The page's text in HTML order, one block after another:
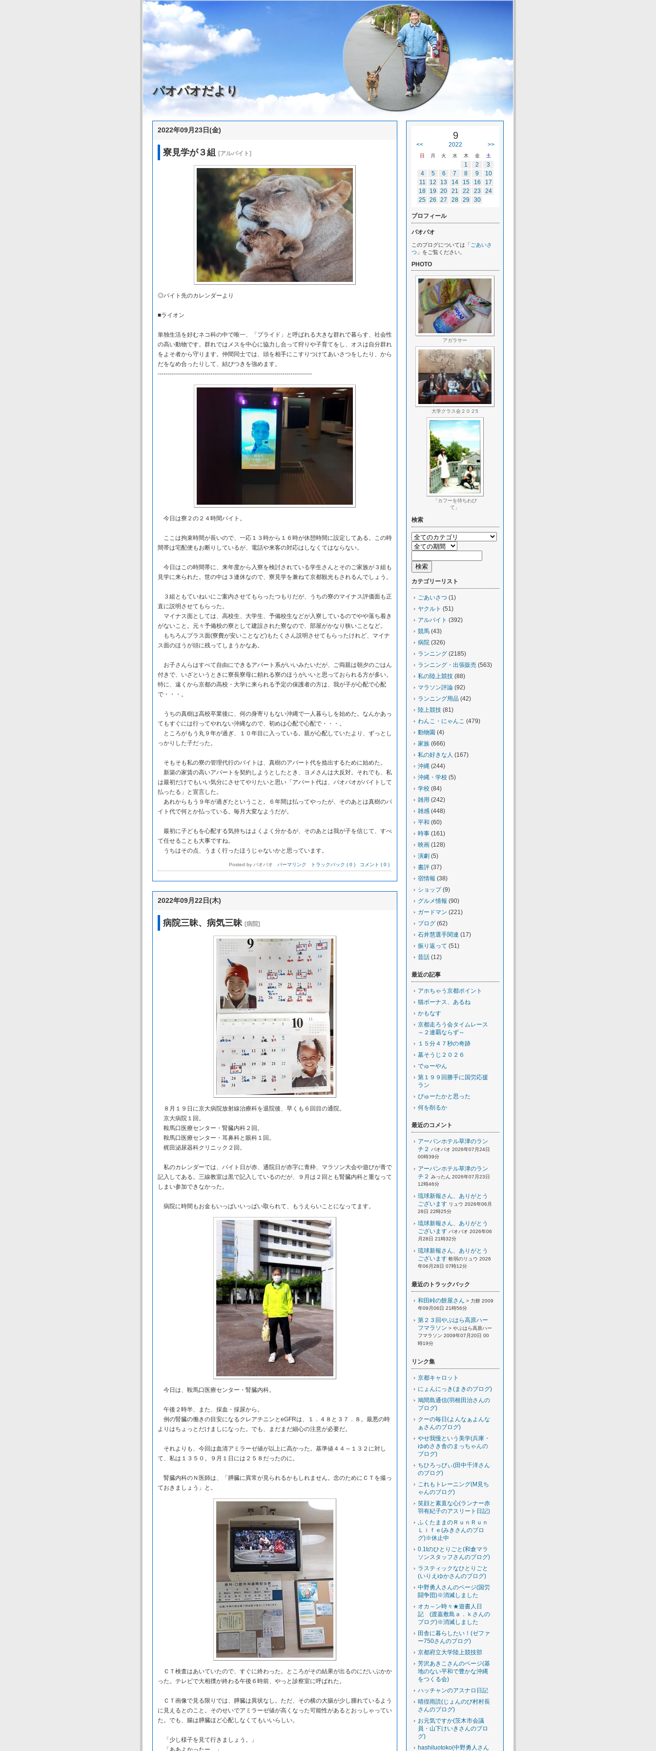
パオパオだより
2022年09月23日(金)
寮見学が３組 [アルバイト]
◎バイト先のカレンダーより
■ライオン
単独生活を好むネコ科の中で唯一、「プライド」と呼ばれる大きな群れで暮らす、社会性
の高い動物です。群れではメスを中心に協力し合って狩りや子育てをし、オスは自分群れ
をよそ者から守ります。仲間同士では、頭を相手にこすりつけてあいさつをしたり、から
だをなめ合ったりして、結びつきを強めます。
-------------------------------------------------------------------------------
今日は寮２の２４時間バイト。
ここは拘束時間が長いので、一応１３時から１６時が休憩時間に設定してある。この時
間帯は宅配便もお断りしているが、電話や来客の対応はしなくてはならない。
今日はこの時間帯に、来年度から入寮を検討されている学生さんとそのご家族が３組も
見学に来られた。世の中は３連休なので、寮見学を兼ねて京都観光もされるんでしょう。
３組ともていねいにご案内させてもらったつもりだが、うちの寮のマイナス評価面も正
直に説明させてもらった。
マイナス面としては、高校生、大学生、予備校生などが入寮しているのでやや落ち着き
がないこと。元々予備校の寮として建設された寮なので、部屋がかなり狭いことなど。
もちろんプラス面(寮費が安いことなど)もたくさん説明させてもらったけれど、マイナ
ス面のほうが頭に残ってしまうかなあ。
お子さんらはすべて自由にできるアパート系がいいみたいだが、ご両親は朝夕のごはん
付きで、いざというときに寮長寮母に頼れる寮のほうがいいと思っておられる方が多い。
特に、遠くから京都の高校・大学に来られる予定の保護者の方は、我が子が心配で心配
で・・・。
うちの真樹は高校卒業後に、何の身寄りもない沖縄で一人暮らしを始めた。なんかあっ
てもすぐには行ってやれない沖縄なので、初めは心配で心配で・・・。
ところがもう丸９年が過ぎ、１０年目に入っている。親が心配していたより、ずっとし
っかりした子だった。
そもそも私の寮の管理代行のバイトは、真樹のアパート代を捻出するために始めた。
新築の家賃の高いアパートを契約しようとしたとき、ヨメさんは大反対。それでも、私
は最初だけでもいい気分にさせてやりたいと思い「アパート代は、パオパオがバイトして
払ったる」と宣言した。
あれからもう９年が過ぎたということ。６年間は払ってやったが、そのあとは真樹のバ
イト代で何とか払っている。毎月大変なようだが。
最初に子どもを心配する気持ちはよくよく分かるが、そのあとは我が子を信じて、すべ
て任せることも大事ですね。
うちはその点、うまく行ったほうじゃないかと思っています。
Posted by パオパオ パーマリンク トラックバック ( 0 ) コメント ( 0 )
2022年09月22日(木)
病院三昧、病気三昧 [病院]
８月１９日に京大病院放射線治療科を退院後、早くも６回目の通院。
京大病院１回。
鞍馬口医療センター・腎臓内科２回。
鞍馬口医療センター・耳鼻科と眼科１回。
梶田泌尿器科クリニック２回。
私のカレンダーでは、バイト日が赤、通院日が赤字に青枠、マラソン大会や遊びが青で
記入してある。三線教室は黒で記入しているのだが、９月は２回とも腎臓内科と重なって
しまい参加できなかった。
病院に時間もお金もいっぱいいっぱい取られて、もうえらいことになってます。
今日は、鞍馬口医療センター・腎臓内科。
午後２時半、また、採血・採尿から。
例の腎臓の働きの目安になるクレアチニンとeGFRは、１．４８と３７．８。最悪の時
よりはちょっとだけましになった。でも、まだまだ細心の注意が必要だ。
それよりも、今回は血清アミラーゼ値が以上に高かった。基準値４４～１３２に対し
て、私は１３５０。９月１日には２５８だったのに。
腎臓内科のＮ医師は、「膵臓に異常が見られるかもしれません。念のためにＣＴを撮っ
ておきましょう」と。
ＣＴ検査はあいていたので、すぐに終わった。ところがその結果が出るのにだいぶかか
った。テレビで大相撲が終わる午後６時前、やっと診察室に呼ばれた。
ＣＴ画像で見る限りでは、膵臓は異状なし。ただ、その横の大腸が少し腫れているよう
に見えるとのこと。そのせいでアミラーゼ値が高くなった可能性があるとおっしゃってい
た。でも、腸は膵臓ほど心配しなくてもいいらしい。
「少し様子を見て行きましょう。」
「ああよかったー。」
9
<< 2022 >>
日 月 火 水 木 金 土
1 2
3
4
5 6 7 8 9
10
11
12 13 14 15 16
17
18
19 20 21 22 23
24
25 26 27 28 29 30
プロフィール
パオパオ
このブログについては「 ごあいさ
つ 」をご覧ください。
PHOTO
アガラサー
大学クラス会２０２5
「カフーを待ちわび
て」
検索
カテゴリーリスト
ごあいさつ (1)
ヤクルト (51)
アルバイト (392)
競馬 (43)
病院 (326)
ランニング (2185)
ランニング・出張販売 (563)
私の陸上競技 (88)
マラソン評論 (92)
ランニング用品 (42)
陸上競技 (81)
わんこ・にゃんこ (479)
動物園 (4)
家族 (666)
私の好きな人 (167)
沖縄 (244)
沖縄・学校 (5)
学校 (84)
雑用 (242)
雑感 (448)
平和 (60)
時事 (161)
映画 (128)
演劇 (5)
書評 (37)
宿情報 (38)
ショップ(9)
グルメ情報 (90)
ガードマン (221)
ブログ (62)
石井慧選手関連 (17)
振り返って (51)
昔話 (12)
最近の記事
アホちゃう京都ポイント
猫ボーナス、あるね
かもなす
京都走ろう会タイムレース
～２連覇ならず～
１５分４７秒の奇跡
墓そうじ２０２６
でゅーやん
第１９９回勝手に国労応援
ラン
ぴゅーたかと思った
何を削るか
最近のコメント
アーバンホテル草津のラン
チ２
パオパオ 2026年07月24日
00時39分
アーバンホテル草津のラン
チ２ みったん 2026年07月23日
12時46分
琉球新報さん、ありがとう
ございます リュウ 2026年06月
28日 22時25分
琉球新報さん、ありがとう
ございます パオパオ 2026年06
月28日 21時32分
琉球新報さん、ありがとう
ございます 軟弱のリュウ 2026
年06月28日 07時12分
最近のトラックバック
和田峠の餅屋さん > 力餅 2009
年09月06日 21時56分
第２３回やぶはら高原ハー
フマラソン > やぶはら高原ハー
フマラソン 2009年07月20日 00
時19分
リンク集
京都キャロット
にょんにっき(まきのブログ)
鳩間島通信(羽根田治さんの
ブログ)
クーの毎日(よんなぁよんな
ぁさんのブログ)
やせ我慢という美学(兵庫・
ゆめさき舎のまっちゃんの
ブログ)
ちひろっぴぃ(田中千洋さん
のブログ)
これもトレーニング(M見ち
ゃんのブログ)
笑顔と素直な心(ランナー赤
羽有紀子のアスリート日記)
ふくたままのＲｕｎＲｕｎ
Ｌｉｆｅ(みきさんのブロ
グ)※休止中
0.1tのひとりごと(和倉マラ
ソンスタッフさんのブログ)
ラスティックなひとりごと
(いりえゆかさんのブログ)
中野勇人さんのページ(国労
闘争団)※消滅しました
オカ～ン時々★遊書人日
記 (渡嘉敷島ａ．ｋさんの
ブログ)※消滅しました
田舎に暮らしたい！(ゼファ
ー750さんのプログ)
京都府立大学陸上競技部
芳沢あきこさんのページ(基
地のない平和で豊かな沖縄
をつくる会)
ハッチャンのアスナロ日記
晴徨雨読(じょんのび村村長
さんのブログ)
お元気ですか(茨木市会議
員・山下けいきさんのブロ
グ)
hashiluotoko(中野勇人さん